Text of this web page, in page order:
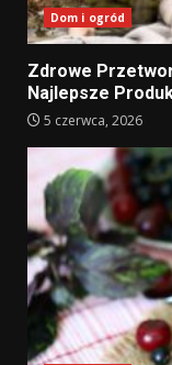
Dom i ogród
Zdrowe
Najlepsze
5 czerwca, 2026